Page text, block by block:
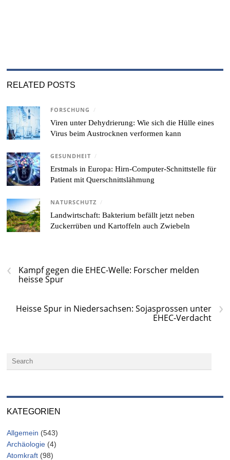
RELATED POSTS
FORSCHUNG /
Viren unter Dehydrierung: Wie sich die Hülle eines
Virus beim Austrocknen verformen kann
GESUNDHEIT /
Erstmals in Europa: Hirn-Computer-Schnittstelle für
Patient mit Querschnittslähmung
NATURSCHUTZ /
Landwirtschaft: Bakterium befällt jetzt neben
Zuckerrüben und Kartoffeln auch Zwiebeln
‹
Kampf gegen die EHEC-Welle: Forscher melden
heisse Spur
›
Heisse Spur in Niedersachsen: Sojasprossen unter
EHEC-Verdacht
KATEGORIEN
Allgemein (543)
Archäologie (4)
Atomkraft (98)